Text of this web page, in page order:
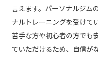
言えます。パーソナルジム
ナルトレーニングを受けて
苦手な方や初心者の方でも
ていただけるため、自信が